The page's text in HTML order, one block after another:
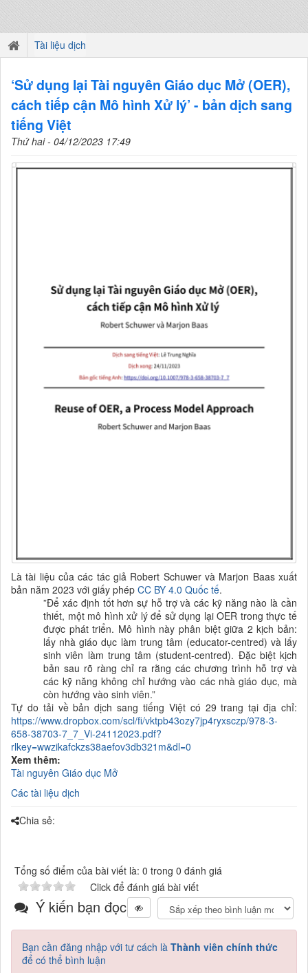
Tài liệu dịch
‘Sử dụng lại Tài nguyên Giáo dục Mở (OER),
cách tiếp cận Mô hình Xử lý’ - bản dịch sang
tiếng Việt
Thứ hai - 04/12/2023 17:49
Là tài liệu của các tác giả Robert Schuwer và Marjon Baas xuất
bản năm 2023 với giấy phép CC BY 4.0 Quốc tế.
”Để xác định tốt hơn sự hỗ trợ và các kỹ năng nào là cần
thiết, một mô hình xử lý để sử dụng lại OER trong thực tế
được phát triển. Mô hình này phân biệt giữa 2 kịch bản:
lấy nhà giáo dục làm trung tâm (educator-centred) và lấy
sinh viên làm trung tâm (student-centred). Đặc biệt kịch
bản sau rõ ràng chỉ ra rằng các chương trình hỗ trợ và
các kỹ năng không chỉ hướng vào các nhà giáo dục, mà
còn hướng vào sinh viên.”
Tự do tải về bản dịch sang tiếng Việt có 29 trang tại địa chỉ:
https://www.dropbox.com/scl/fi/vktpb43ozy7jp4ryxsczp/978-3-
658-38703-7_7_Vi-24112023.pdf?
rlkey=wwzikafckzs38aefov3db321m&dl=0
Xem thêm:
Tài nguyên Giáo dục Mở
Các tài liệu dịch
Chia sẻ:
Tổng số điểm của bài viết là: 0 trong 0 đánh giá
Click để đánh giá bài viết
Ý kiến bạn đọc
Bạn cần đăng nhập với tư cách là Thành viên chính thức
để có thể bình luận